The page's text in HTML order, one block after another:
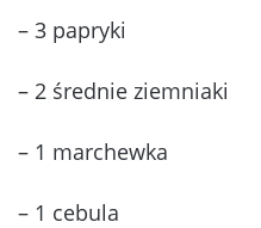
– 3 papryki
– 2 średnie ziemniaki
– 1 marchewka
– 1 cebula